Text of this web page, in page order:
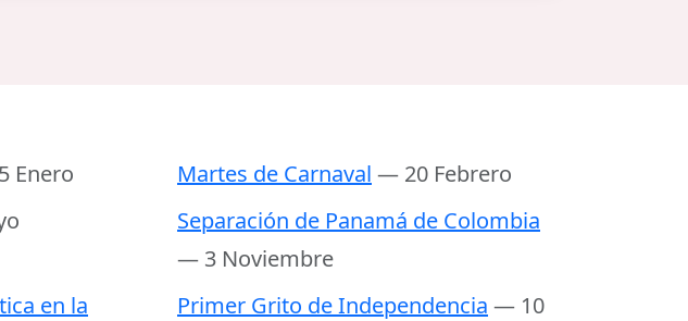
Enero Martes de Carnaval — 20 Febrero
Separación de Panamá de Colombia
— 3 Noviembre
en la
Primer Grito de Independencia — 10